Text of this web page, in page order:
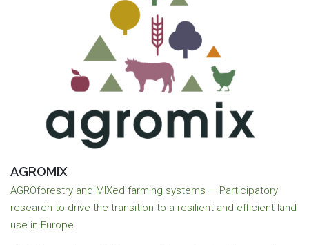
AGROMIX
AGROforestry and MIXed farming systems — Participatory
research to drive the transition to a resilient and efficient land
use in Europe